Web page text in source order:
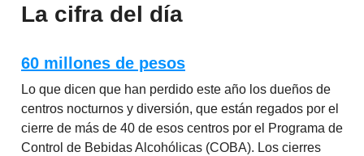
La cifra del día
60 millones de pesos
Lo que dicen que han perdido este año los dueños de
centros nocturnos y diversión, que están regados por el
cierre de más de 40 de esos centros por el Programa de
Control de Bebidas Alcohólicas (COBA). Los cierres